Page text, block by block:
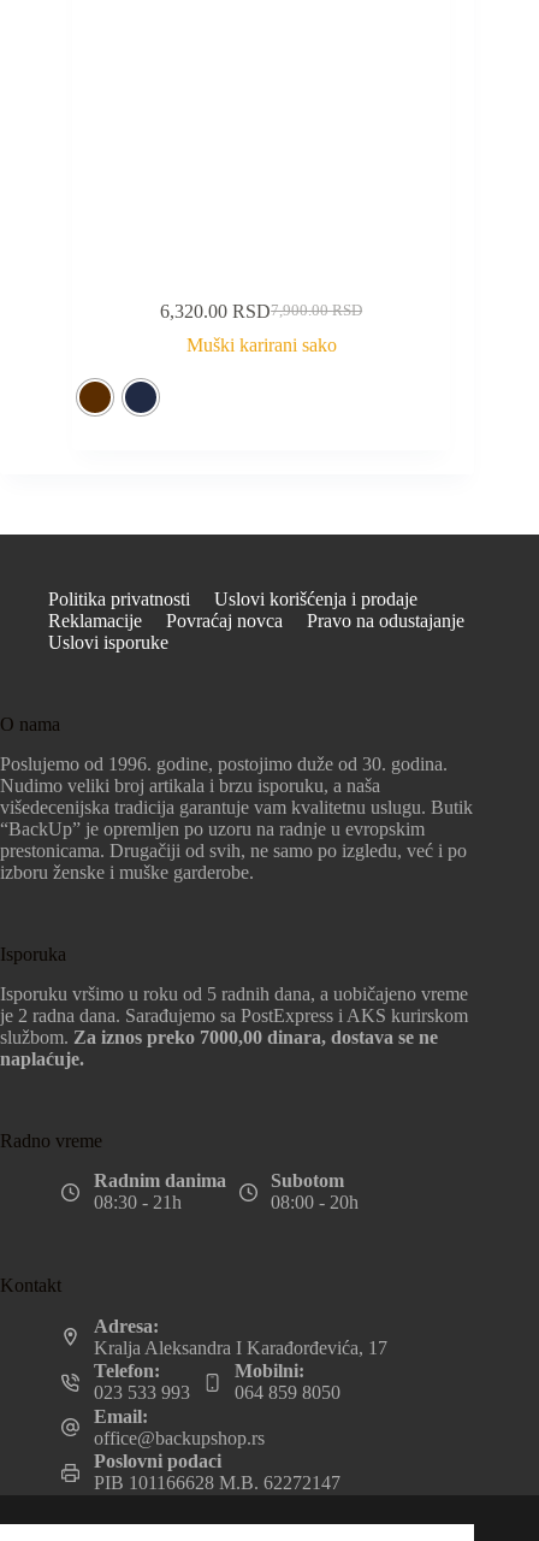
7,900.00RSD
6,320.00RSD
Muški karirani sako
Politika privatnosti
Uslovi korišćenja i prodaje
Reklamacije
Povraćaj novca
Pravo na odustajanje
Uslovi isporuke
O nama
Poslujemo od 1996. godine, postojimo duže od 30. godina.
Nudimo veliki broj artikala i brzu isporuku, a naša
višedecenijska tradicija garantuje vam kvalitetnu uslugu. Butik
“BackUp” je opremljen po uzoru na radnje u evropskim
prestonicama. Drugačiji od svih, ne samo po izgledu, već i po
izboru ženske i muške garderobe.
Isporuka
Isporuku vršimo u roku od 5 radnih dana, a uobičajeno vreme
je 2 radna dana. Sarađujemo sa PostExpress i AKS kurirskom
službom. Za iznos preko 7000,00 dinara, dostava se ne
naplaćuje.
Radno vreme
Radnim danima
08:30 - 21h
Subotom
08:00 - 20h
Kontakt
Adresa:
Kralja Aleksandra I Karađorđevića, 17
Telefon:
023 533 993
Mobilni:
064 859 8050
Email:
office@backupshop.rs
Poslovni podaci
PIB 101166628 M.B. 62272147